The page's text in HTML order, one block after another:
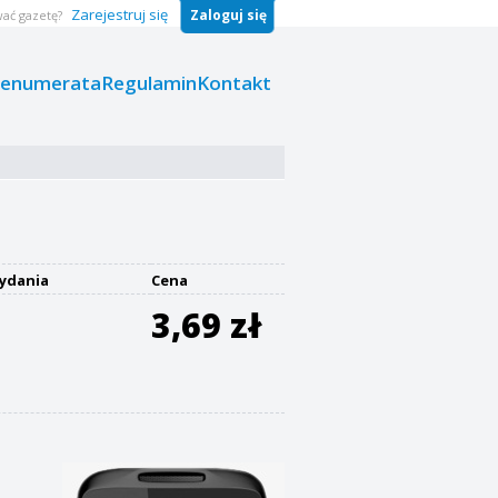
RegulaminKontakt
gazetę? Zarejestruj się Zaloguj się
Cena
3,69 zł